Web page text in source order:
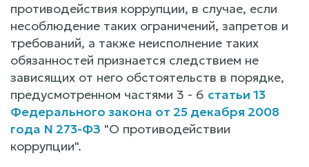
противодействия коррупции, в случае, если
несоблюдение таких ограничений, запретов и
требований, а также неисполнение таких
обязанностей признается следствием не
зависящих от него обстоятельств в порядке,
предусмотренном частями 3 - 6 статьи 13
Федерального закона от 25 декабря 2008
года N 273-ФЗ "О противодействии
коррупции".